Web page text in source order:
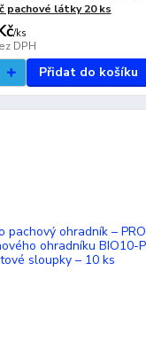
pachové látky 20 ks
/ks
DPH
Přidat do košíku